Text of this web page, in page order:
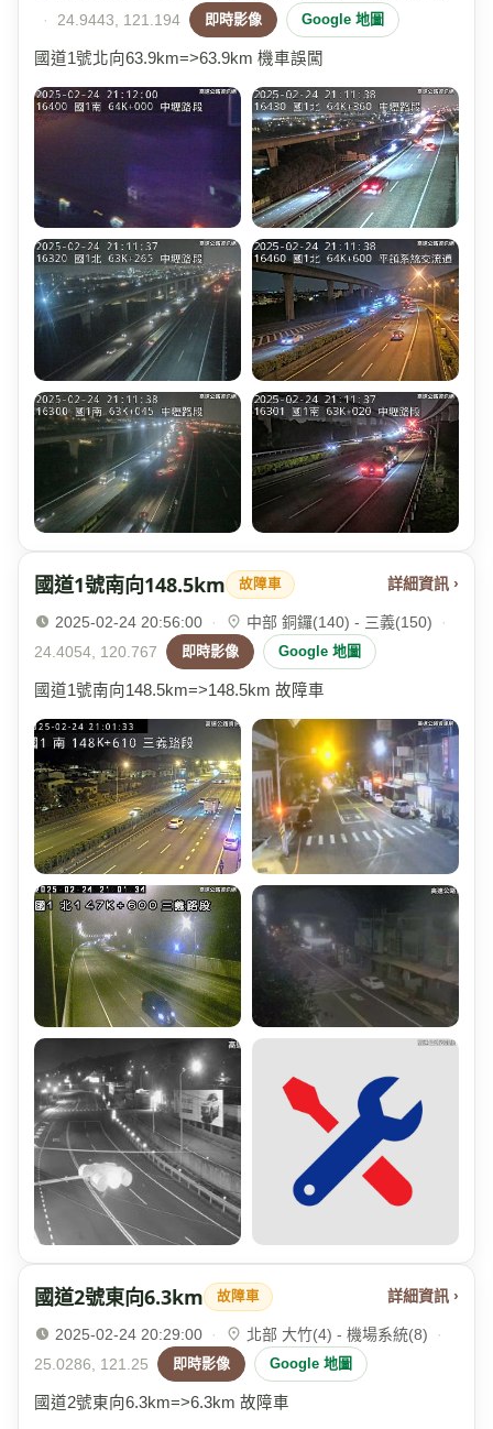
·
24.9443, 121.194 即時影像 Google 地圖
國道1號北向63.9km=>63.9km 機車誤闖
國道1號南向148.5km 故障車 詳細資訊 ›
2025-02-24 20:56:00 · 中部 銅鑼(140) - 三義(150)
·
24.4054, 120.767
即時影像 Google 地圖
國道1號南向148.5km=>148.5km 故障車
國道2號東向6.3km 故障車 詳細資訊 ›
2025-02-24 20:29:00 · 北部 大竹(4) - 機場系統(8)
·
25.0286, 121.25
即時影像 Google 地圖
國道2號東向6.3km=>6.3km 故障車